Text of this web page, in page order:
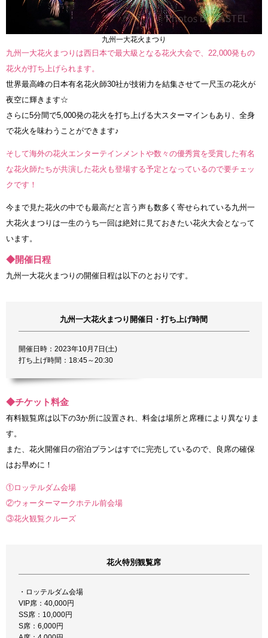
九州一大花火まつり
九州一大花火まつりは西日本で最大級となる花火大会で、22,000発もの
花火が打ち上げられます。
世界最高峰の日本有名花火師30社が技術力を結集させて一尺玉の花火が
夜空に輝きます☆
さらに5分間で5,000発の花火を打ち上げる大スターマインもあり、全身
で花火を味わうことができます♪
そして海外の花火エンターテインメントや数々の優秀賞を受賞した有名
な花火師たちが共演した花火も登場する予定となっているので要チェッ
クです！
今まで見た花火の中でも最高だと言う声も数多く寄せられている九州一
大花火まつりは一生のうち一回は絶対に見ておきたい花火大会となって
います。
◆開催日程
九州一大花火まつりの開催日程は以下のとおりです。
九州一大花火まつり開催日・打ち上げ時間
開催日時：2023年10月7日(土)
打ち上げ時間：18:45～20:30
◆チケット料金
有料観覧席は以下の3か所に設置され、料金は場所と席種により異なりま
す。
また、花火開催日の宿泊プランはすでに完売しているので、良席の確保
はお早めに！
①ロッテルダム会場
②ウォーターマークホテル前会場
③花火観覧クルーズ
花火特別観覧席
・ロッテルダム会場
VIP席：40,000円
SS席：10,000円
S席：6,000円